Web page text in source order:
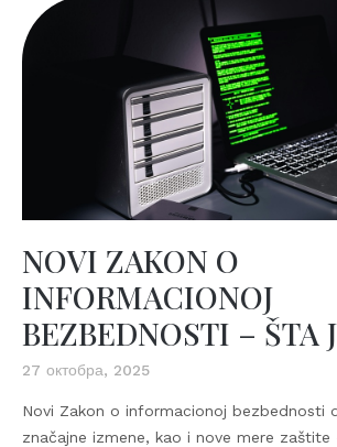
NOVI ZAKON O
INFORMACIONOJ
BEZBEDNOSTI – ŠTA
27 октобра, 2025
Novi Zakon o informacionoj bezbednosti
značajne izmene, kao i nove mere